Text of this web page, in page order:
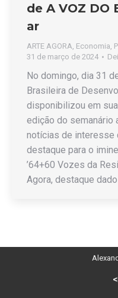
de A VOZ DO
ar
ARTE AGORA Economia
31 de março de 2024
No domingo, dia 31
Brasileira de
disponibilizou em
edição do semanário
notícias de interesse
destaque para o
’64+60 Vozes da
Agora, destaque